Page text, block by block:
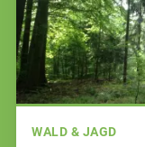
WALD & JAGD